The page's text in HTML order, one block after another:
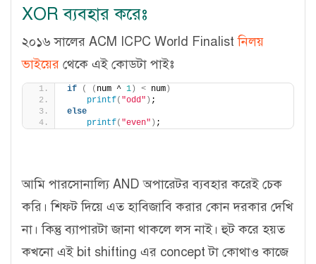
XOR ব্যবহার করেঃ
২০১৬ সালের ACM ICPC World Finalist নিলয়
ভাইয়ের থেকে এই কোডটা পাইঃ
if ( ( num ^ 1 ) < num )
printf( "odd" ) ;
else
printf( "even" ) ;
আমি পারসোনাল্যি AND অপারেটর ব্যবহার করেই চেক
করি। শিফট দিয়ে এত হাবিজাবি করার কোন দরকার দেখি
না। কিন্তু ব্যাপারটা জানা থাকলে লস নাই। হুট করে হয়ত
কখনো এই bit shifting এর concept টা কোথাও কাজে